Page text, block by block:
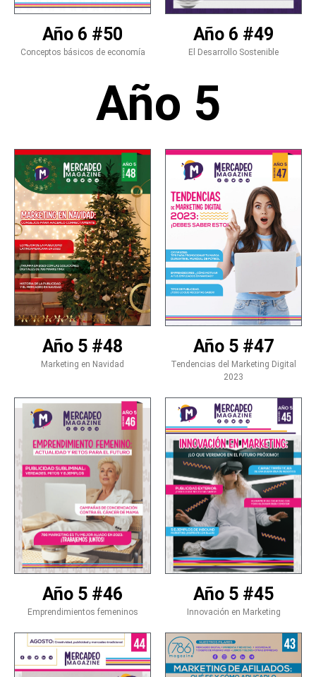
Año 6 #50
Conceptos básicos de economía
Año 6 #49
El Desarrollo Sostenible
Año 5
Año 5 #48
Marketing en Navidad
Año 5 #47
Tendencias del Marketing Digital
2023
Año 5 #46
Emprendimientos femeninos
Año 5 #45
Innovación en Marketing